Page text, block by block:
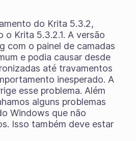
do Krita 5.3.2,
o Krita 5.3.2.1. A versão
com o painel de camadas
e podia causar desde
até travamentos
inesperado. A
esse problema. Além
alguns problemas
Windows que não
Isso também deve estar